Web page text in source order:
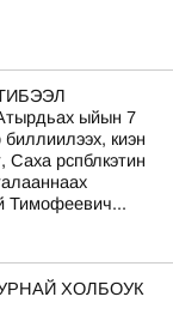
ыйын 7
биллиилээх, киэн
Саха рспблкэтин
Тимофеевич...
ХОЛБОУК